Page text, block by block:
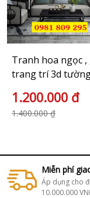
Tranh hoa ngọc ,
trang trí 3d
1.200.000 đ
1.400.000 ₫
Miễn phí
Áp dụng cho
10.000.000